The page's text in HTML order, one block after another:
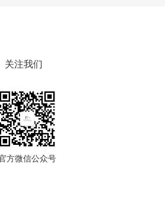
关注我们
方微信公众号